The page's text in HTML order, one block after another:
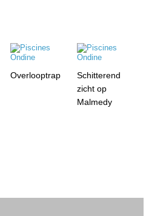
Overlooptrap
Schitterend
zicht op
Malmedy